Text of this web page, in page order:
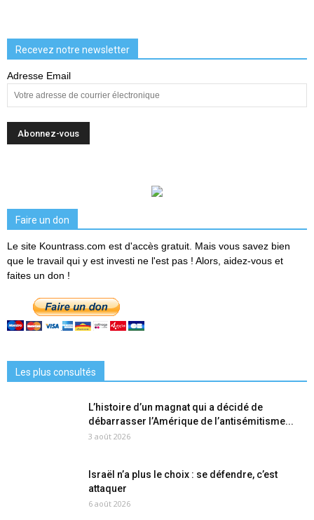
Recevez notre newsletter
Adresse Email
Faire un don
Le site Kountrass.com est d'accès gratuit. Mais vous savez bien
que le travail qui y est investi ne l'est pas ! Alors, aidez-vous et
faites un don !
Les plus consultés
L’histoire d’un magnat qui a décidé de
débarrasser l’Amérique de l’antisémitisme...
3 août 2026
Israël n’a plus le choix : se défendre, c’est
attaquer
6 août 2026